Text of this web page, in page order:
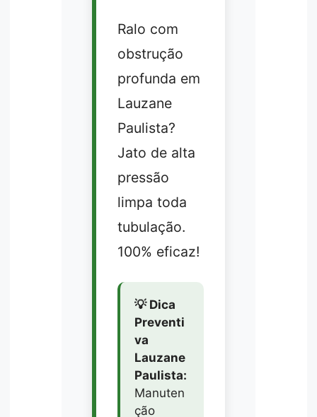
Ralo com
obstrução
profunda em
Lauzane
Paulista?
Jato de alta
pressão
limpa toda
tubulação.
100% eficaz!
💡 Dica
Preventi
va
Lauzane
Paulista:
Manuten
ção